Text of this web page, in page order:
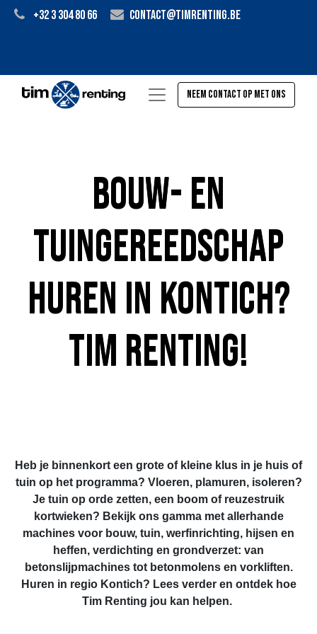
+32 3 304 80 66 contact@timrenting.be
Neem contact op met ons
Bouw- en
tuingereedschap
huren in Kontich?
Tim Renting! ​
Heb je binnenkort een grote of kleine klus in je h​uis of
tuin op het programma? Vloeren, plamuren, isoleren?
Je tuin op orde zetten, een boom of reuzestruik
kortwieken? Bekijk ons gamma met allerhande
machines voor bouw, tuin, werfinrichting, hijsen en
heffen, verdichting en grondverzet: van
betonslijpmachines tot betonmolens en vorkliften.
Huren in regio Kontich? Lees verder en ontdek hoe
Tim Renting jou kan helpen.